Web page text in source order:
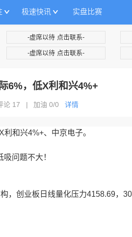
极速快讯 实盘比赛
-虚席以待 点击联系-
-虚席以待 点击联系-
6%，低X利和兴4%+
论 17 | 加油 0/0 详情
和兴4%+、中京电子。
问题不大！
，创业板日线量化压力4158.69，